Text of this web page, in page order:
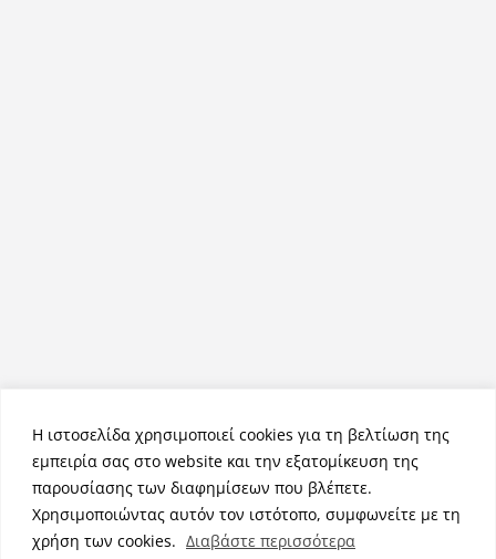
Η ιστοσελίδα χρησιμοποιεί cookies για τη βελτίωση της
εμπειρία σας στο website και την εξατομίκευση της
παρουσίασης των διαφημίσεων που βλέπετε.
Χρησιμοποιώντας αυτόν τον ιστότοπο, συμφωνείτε με τη
χρήση των cookies. Διαβάστε περισσότερα
Πνευματικά Δικαιώματα © 2026NemeaPress. Τα πνευματικά
δικαιώματα προστατεύονται.